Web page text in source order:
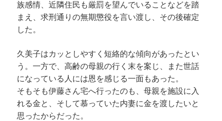
族感情、近隣住民も厳罰を望んでいることなどを踏
まえ、求刑通りの無期懲役を言い渡し、その後確定
した。
久美子はカッとしやすく短絡的な傾向があったとい
う。一方で、高齢の母親の行く末を案じ、また世話
になっている人には恩を感じる一面もあった。
そもそも伊藤さん宅へ行ったのも、母親を施設に入
れる金と、そして慕っていた内妻に金を渡したいと
思ったからだった。